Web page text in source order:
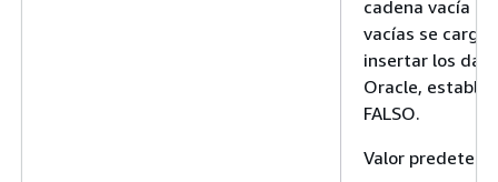
cadena vacía
vacías se
insertar los
Oracle,
FALSO.
Valor